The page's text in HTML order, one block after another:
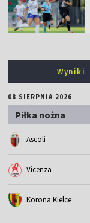
Wyniki
08 SIERPNIA 2026
Piłka nożna
Ascoli
Vicenza
Korona Kielce